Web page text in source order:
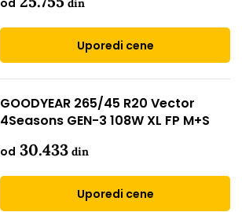
od din
Uporedi cene
GOODYEAR 265/45 R20 Vector
4Seasons GEN-3 108W XL FP M+S
od 30.433 din
Uporedi cene